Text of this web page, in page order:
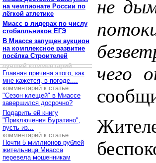
на чемпионате России по
лёгкой атлетике
Миасс в лидерах по числу
стобалльников ЕГЭ
В Миассе запущен аукцион
на комплексное развитие
посёлка Строителей
лучший комментарий
Главная причина этого, как
мне кажется, в погоде....
комментарий к статье
"Сезон клещей" в Миассе
завершился досрочно?
Подарить ей книгу
"Приключения Буратино",
пусть из...
комментарий к статье
Почти 5 миллионов рублей
жительница Миасса
перевела мошенникам
не
чего